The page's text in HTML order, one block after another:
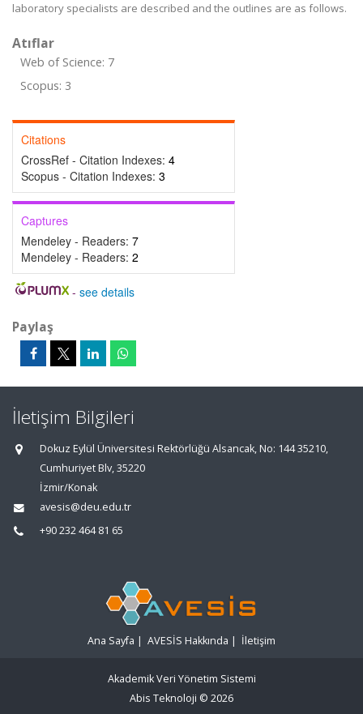
laboratory specialists are described and the outlines are as follows.
Atıflar
Web of Science: 7
Scopus: 3
Citations
CrossRef - Citation Indexes: 4
Scopus - Citation Indexes: 3
Captures
Mendeley - Readers: 7
Mendeley - Readers: 2
- see details
Paylaş
İletişim Bilgileri
Dokuz Eylül Üniversitesi Rektörlüğü Alsancak, No: 144 35210,
Cumhuriyet Blv, 35220
İzmir/Konak
avesis@deu.edu.tr
+90 232 464 81 65
Ana Sayfa | AVESİS Hakkında | İletişim
Akademik Veri Yönetim Sistemi
Abis Teknoloji © 2026